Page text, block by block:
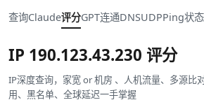
查询Claude评分GPT连通DNSUDPPing状态
IP 190.123.43.230 评分
IP深度查询，家宽 or 机房 、人机流量、多源比
用、黑名单、全球延迟一手掌握